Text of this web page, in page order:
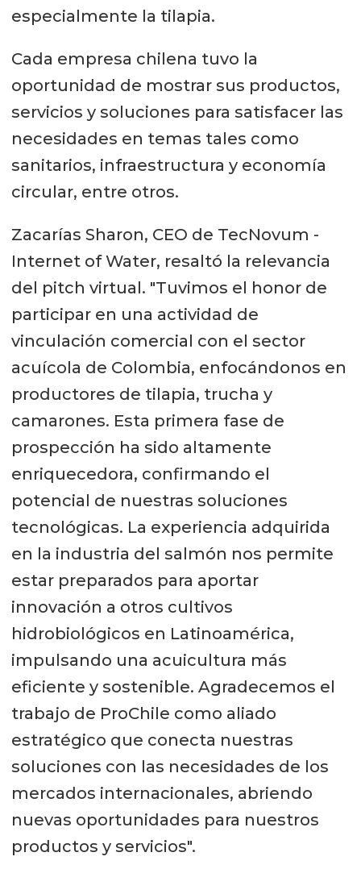
especialmente la tilapia.
Cada empresa chilena tuvo la
oportunidad de mostrar sus productos,
servicios y soluciones para satisfacer las
necesidades en temas tales como
sanitarios, infraestructura y economía
circular, entre otros.
Zacarías Sharon, CEO de TecNovum -
Internet of Water, resaltó la relevancia
del pitch virtual. "Tuvimos el honor de
participar en una actividad de
vinculación comercial con el sector
acuícola de Colombia, enfocándonos en
productores de tilapia, trucha y
camarones. Esta primera fase de
prospección ha sido altamente
enriquecedora, confirmando el
potencial de nuestras soluciones
tecnológicas. La experiencia adquirida
en la industria del salmón nos permite
estar preparados para aportar
innovación a otros cultivos
hidrobiológicos en Latinoamérica,
impulsando una acuicultura más
eficiente y sostenible. Agradecemos el
trabajo de ProChile como aliado
estratégico que conecta nuestras
soluciones con las necesidades de los
mercados internacionales, abriendo
nuevas oportunidades para nuestros
productos y servicios".